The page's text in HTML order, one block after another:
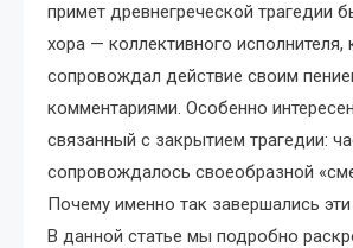
примет древнегреческой трагедии
хора — коллективного исполнителя,
сопровождал действие своим
комментариями. Особенно
связанный с закрытием трагедии:
сопровождалось своеобразной
Почему именно так завершались
В данной статье мы подробно